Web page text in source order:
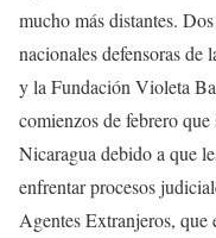
mucho más distantes.
nacionales defensoras
y la Fundación Violeta
comienzos de febrero
Nicaragua debido a que
enfrentar procesos
Agentes Extranjeros, que